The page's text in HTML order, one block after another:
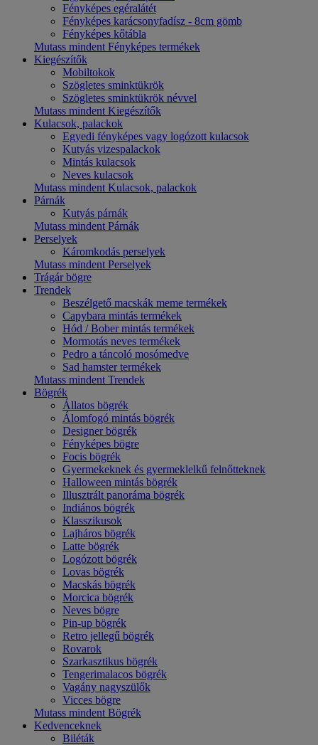
Fényképes egéralátét
Fényképes karácsonyfadísz - 8cm gömb
Fényképes kőtábla
Mutass mindent Fényképes termékek
Kiegészítők
Mobiltokok
Szögletes sminktükrök
Szögletes sminktükrök névvel
Mutass mindent Kiegészítők
Kulacsok, palackok
Egyedi fényképes vagy logózott kulacsok
Kutyás vizespalackok
Mintás kulacsok
Neves kulacsok
Mutass mindent Kulacsok, palackok
Párnák
Kutyás párnák
Mutass mindent Párnák
Perselyek
Káromkodás perselyek
Mutass mindent Perselyek
Trágár bögre
Trendek
Beszélgető macskák meme termékek
Capybara mintás termékek
Hód / Bober mintás termékek
Mormotás neves termékek
Pedro a táncoló mosómedve
Sad hamster termékek
Mutass mindent Trendek
Bögrék
Állatos bögrék
Álomfogó mintás bögrék
Designer bögrék
Fényképes bögre
Focis bögrék
Gyermekeknek és gyermeklelkű felnőtteknek
Halloween mintás bögrék
Illusztrált panoráma bögrék
Indiános bögrék
Klasszikusok
Lajháros bögrék
Latte bögrék
Logózott bögrék
Lovas bögrék
Macskás bögrék
Morcica bögrék
Neves bögre
Pin-up bögrék
Retro jellegű bögrék
Rovarok
Szarkasztikus bögrék
Tengerimalacos bögrék
Vagány nagyszülők
Vicces bögre
Mutass mindent Bögrék
Kedvenceknek
Biléták